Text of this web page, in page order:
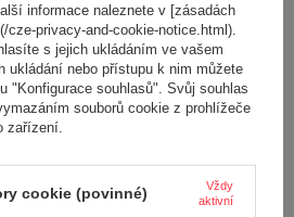
produktu:
informace naleznete v [zásadách
cze-privacy-and-cookie-notice.html).
s jejich ukládáním ve vašem
ukládání nebo přístupu k nim můžete
"Konfigurace souhlasů". Svůj souhlas
souborů cookie z prohlížeče
zařízení.
cookie (povinné)
Vždy
aktivní